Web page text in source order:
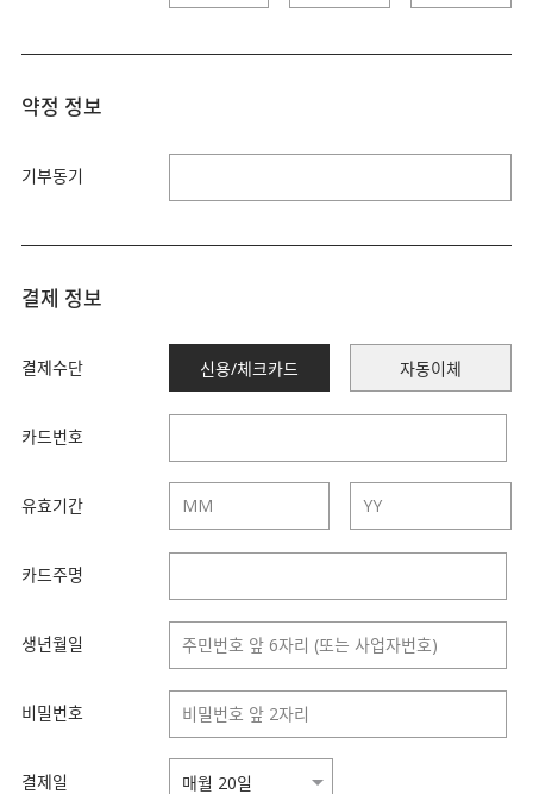
약정 정보
기부동기
결제 정보
결제수단 신용/체크카드 자동이체
카드번호
유효기간
카드주명
생년월일
비밀번호
결제일